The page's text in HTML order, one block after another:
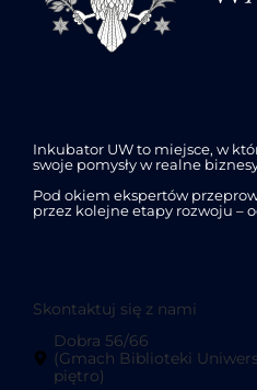
Inkubator UW to miejsce, w
swoje pomysły w realne
Pod okiem ekspertów
przez kolejne etapy rozwoju –
Skontaktuj się z nami
Dobra 56/66
(Gmach Biblioteki
piętro)